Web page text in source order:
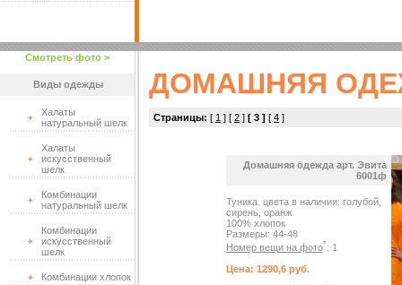
Смотреть фото >
Виды одежды
Халаты
натуральный шелк
Халаты
искусственный
шелк
Комбинации
натуральный шелк
Комбинации
искусственный
шелк
Комбинации хлопок
ДОМАШНЯЯ
Страницы: [ 1 ] [ 2 ] [ 3 ] [ 4 ]
Домашняя одежда арт. Эвита
6001ф
Туника. цвета в наличии: голубой,
сирень, оранж
100% хлопок
Размеры: 44-48
Номер вещи на фото*: 1
Цена: 1290,6 руб.